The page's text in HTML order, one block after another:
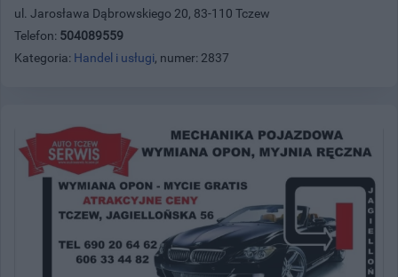
ul. Jarosława Dąbrowskiego 20, 83-110 Tczew
Telefon: 504089559
Kategoria: Handel i usługi, numer: 2837